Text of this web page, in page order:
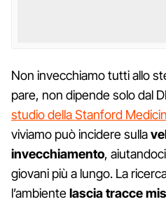
Non invecchiamo tutti allo
pare, non dipende solo dal
studio della Stanford
viviamo può incidere sulla
invecchiamento,
giovani più a lungo. La
l’ambientelascia tracce